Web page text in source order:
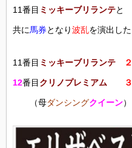
11番目 ミッキーブリランテと
共に馬券となり波乱を演出した
11番目 ミッキーブリランテ ２
12番目 クリノプレミアム ３
（母ダンシングクイーン）